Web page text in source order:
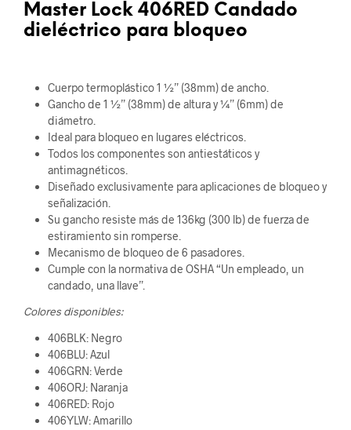
Master Lock 406RED Candado
dieléctrico para bloqueo
Cuerpo termoplástico 1 ½” (38mm) de ancho.
Gancho de 1 ½” (38mm) de altura y ¼” (6mm) de
diámetro.
Ideal para bloqueo en lugares eléctricos.
Todos los componentes son antiestáticos y
antimagnéticos.
Diseñado exclusivamente para aplicaciones de bloqueo y
señalización.
Su gancho resiste más de 136kg (300 lb) de fuerza de
estiramiento sin romperse.
Mecanismo de bloqueo de 6 pasadores.
Cumple con la normativa de OSHA “Un empleado, un
candado, una llave”.
Colores disponibles:
406BLK: Negro
406BLU: Azul
406GRN: Verde
406ORJ: Naranja
406RED: Rojo
406YLW: Amarillo